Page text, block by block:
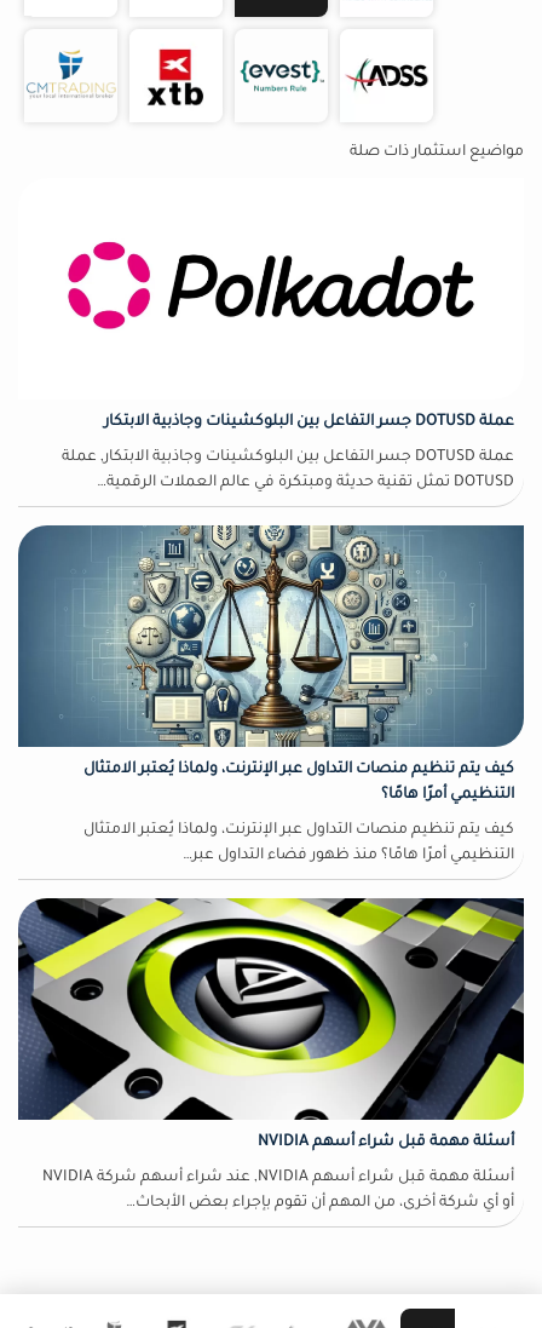
مواضيع استثمار ذات صلة
عملة DOTUSD جسر التفاعل بين البلوكشينات وجاذبية الابتكار
عملة DOTUSD جسر التفاعل بين البلوكشينات وجاذبية الابتكار, عملة
DOTUSD تمثل تقنية حديثة ومبتكرة في عالم العملات الرقمية…
كيف يتم تنظيم منصات التداول عبر الإنترنت، ولماذا يُعتبر الامتثال
التنظيمي أمرًا هامًا؟
كيف يتم تنظيم منصات التداول عبر الإنترنت، ولماذا يُعتبر الامتثال
التنظيمي أمرًا هامًا؟ منذ ظهور فضاء التداول عبر…
أسئلة مهمة قبل شراء أسهم NVIDIA
أسئلة مهمة قبل شراء أسهم NVIDIA, عند شراء أسهم شركة NVIDIA
أو أي شركة أخرى، من المهم أن تقوم بإجراء بعض الأبحاث…